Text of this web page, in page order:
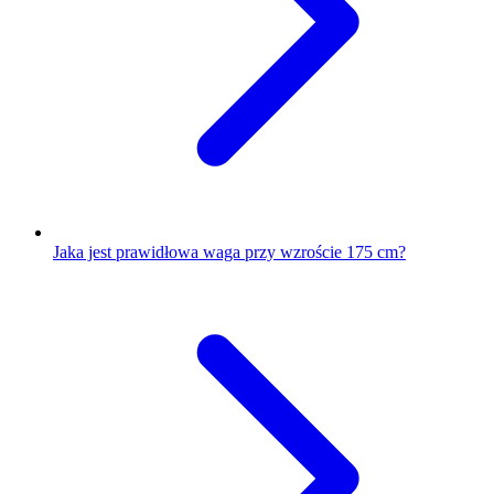
Jaka jest prawidłowa waga przy wzroście 175 cm?